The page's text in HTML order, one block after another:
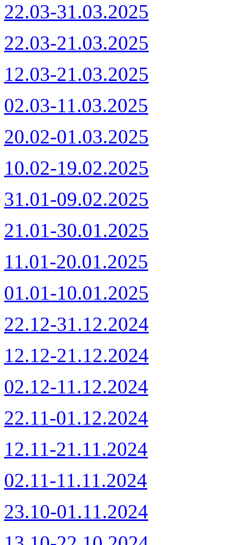
22.03-31.03.2025
22.03-21.03.2025
12.03-21.03.2025
02.03-11.03.2025
20.02-01.03.2025
10.02-19.02.2025
31.01-09.02.2025
21.01-30.01.2025
11.01-20.01.2025
01.01-10.01.2025
22.12-31.12.2024
12.12-21.12.2024
02.12-11.12.2024
22.11-01.12.2024
12.11-21.11.2024
02.11-11.11.2024
23.10-01.11.2024